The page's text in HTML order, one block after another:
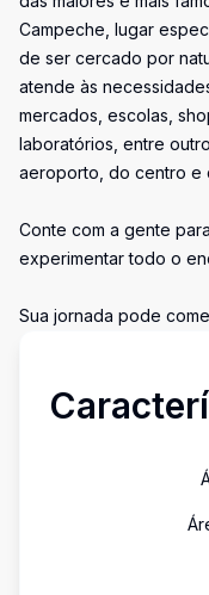
Campeche, lugar
de ser cercado por
atende às
mercados, escolas,
laboratórios, entre
aeroporto, do centro e
Conte com a gente
experimentar todo o
Sua jornada pode